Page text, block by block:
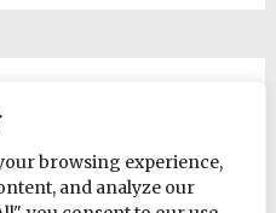
browsing experience,
and analyze our